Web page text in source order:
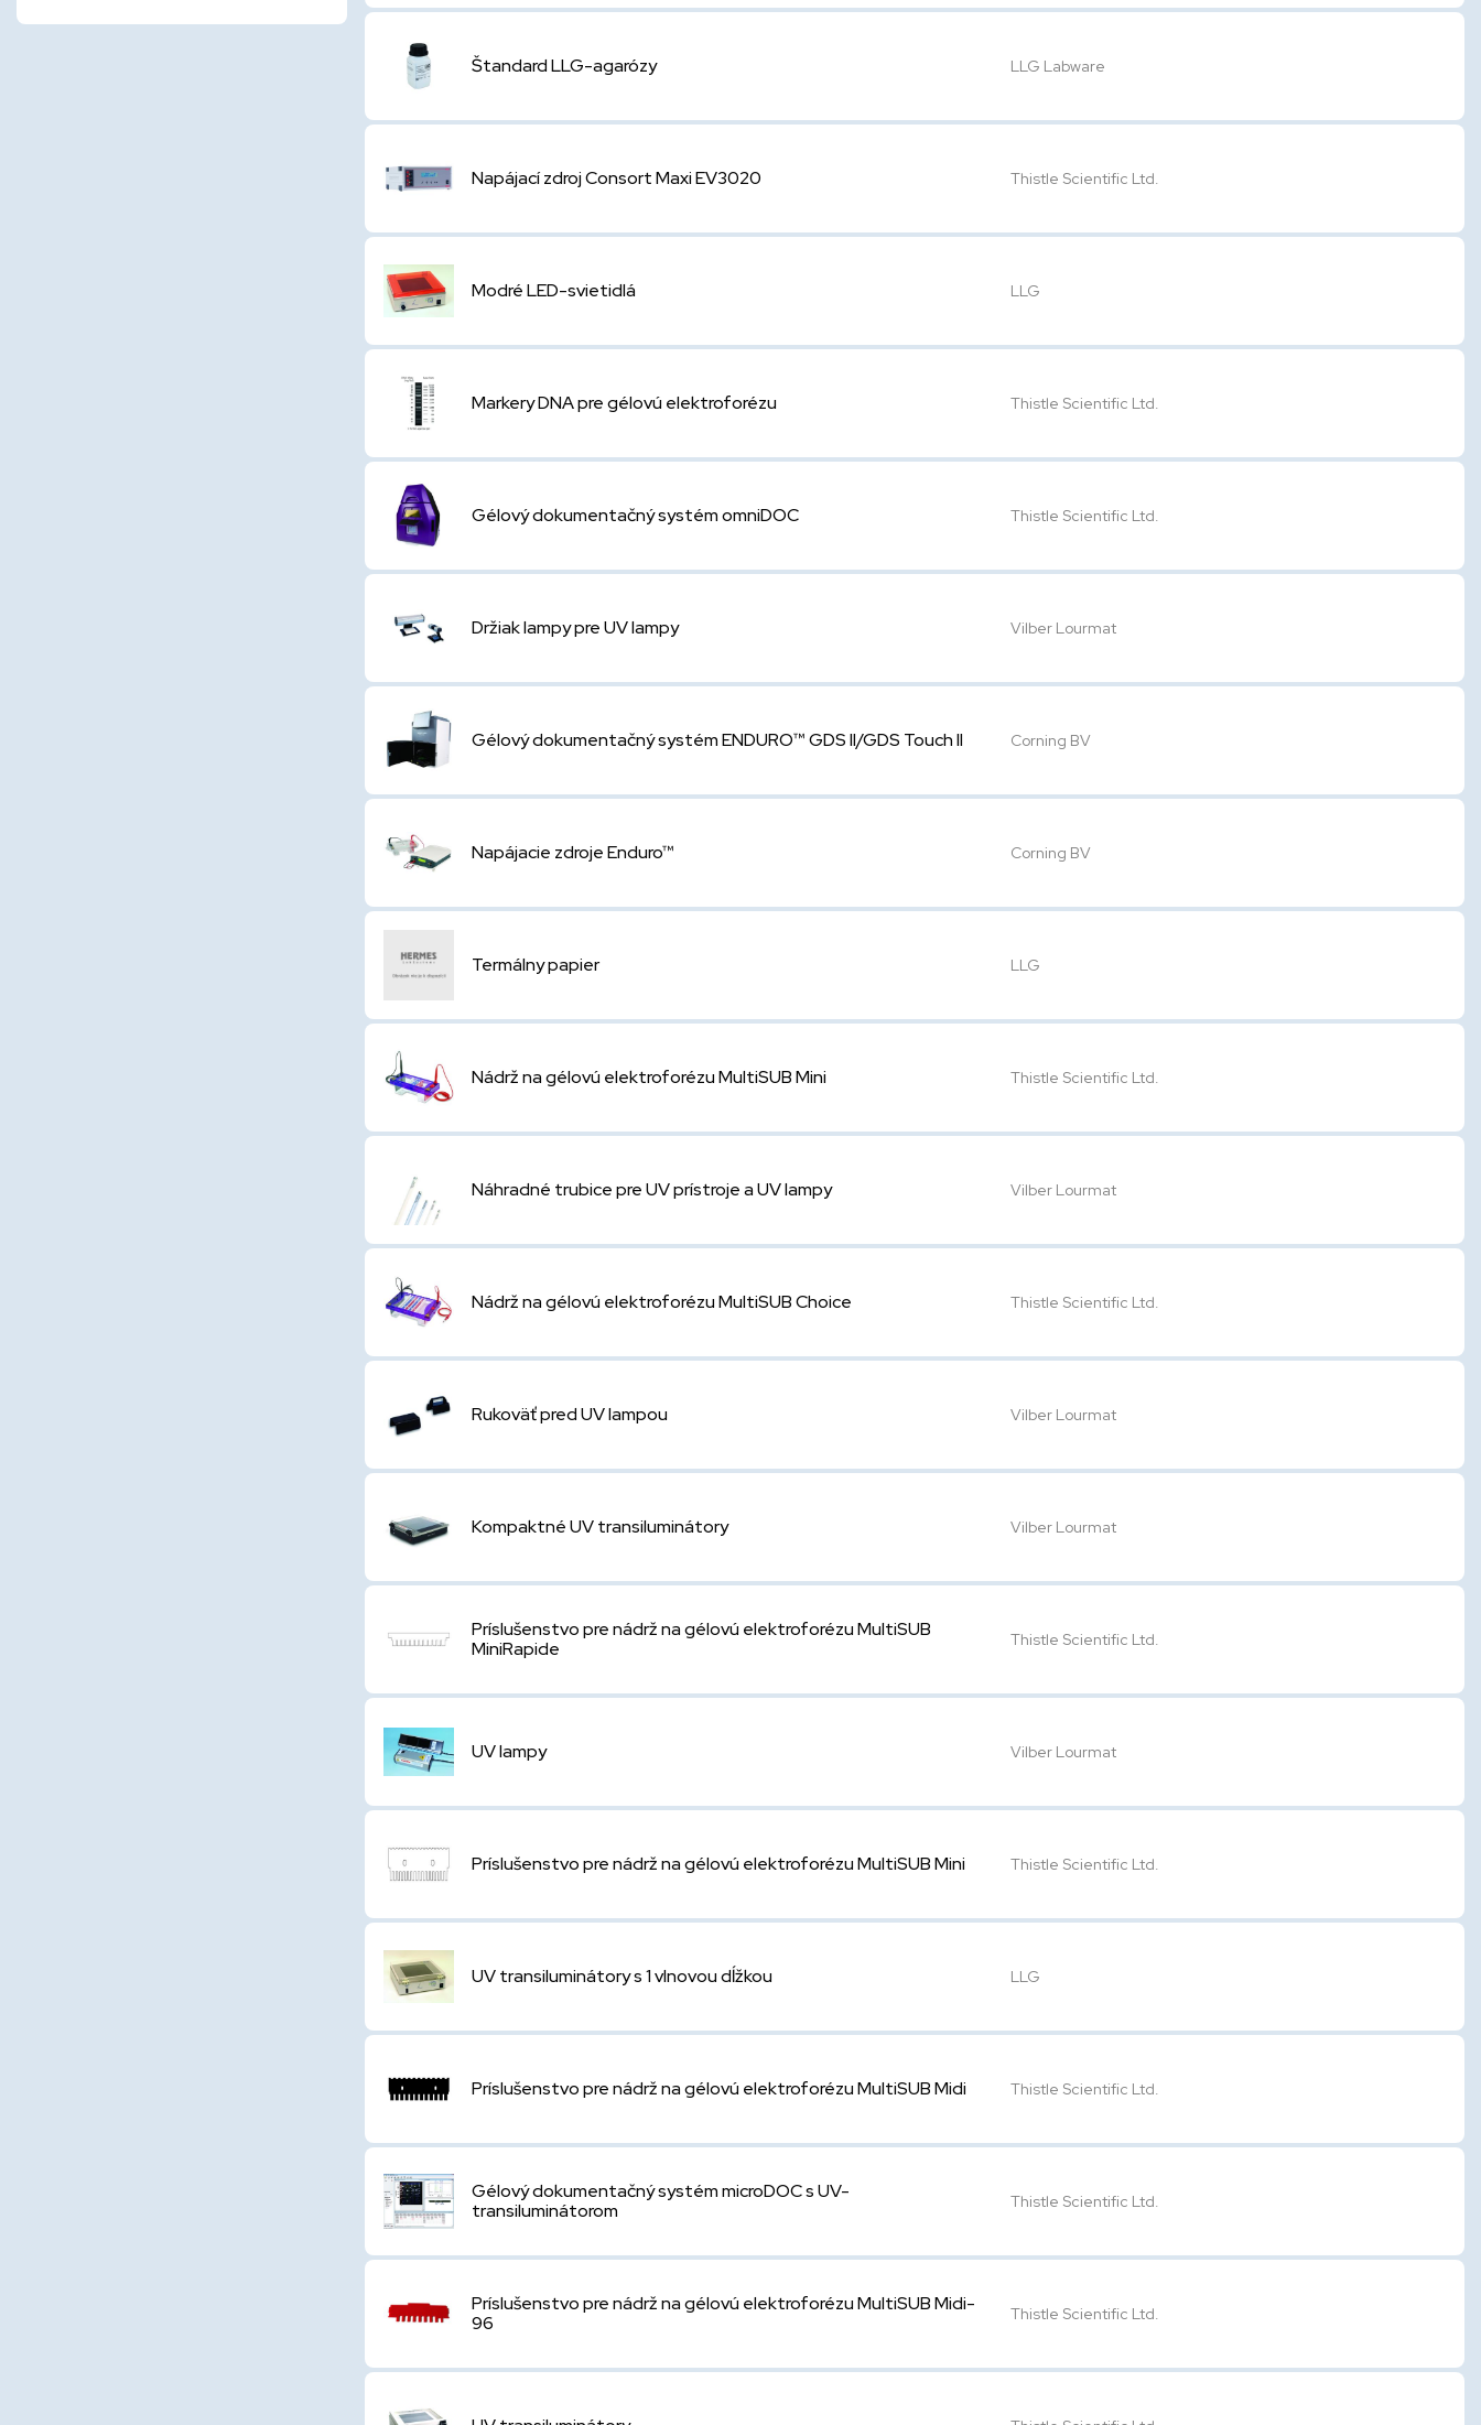
Štandard LLG-agarózy LLG Labware
Napájací zdroj Consort Maxi EV3020 Thistle Scientific Ltd.
Modré LED-svietidlá LLG
Markery DNA pre gélovú elektroforézu Thistle Scientific Ltd.
Gélový dokumentačný systém omniDOC Thistle Scientific Ltd.
Držiak lampy pre UV lampy Vilber Lourmat
Gélový dokumentačný systém ENDURO™ GDS II/GDS Touch II Corning BV
Napájacie zdroje Enduro™ Corning BV
Termálny papier LLG
Nádrž na gélovú elektroforézu MultiSUB Mini Thistle Scientific Ltd.
Náhradné trubice pre UV prístroje a UV lampy Vilber Lourmat
Nádrž na gélovú elektroforézu MultiSUB Choice Thistle Scientific Ltd.
Rukoväť pred UV lampou Vilber Lourmat
Kompaktné UV transiluminátory Vilber Lourmat
Príslušenstvo pre nádrž na gélovú elektroforézu MultiSUB
MiniRapide
Thistle Scientific Ltd.
UV lampy Vilber Lourmat
Príslušenstvo pre nádrž na gélovú elektroforézu MultiSUB Mini Thistle Scientific Ltd.
UV transiluminátory s 1 vlnovou dĺžkou LLG
Príslušenstvo pre nádrž na gélovú elektroforézu MultiSUB Midi Thistle Scientific Ltd.
Gélový dokumentačný systém microDOC s UV-
transiluminátorom
Thistle Scientific Ltd.
Príslušenstvo pre nádrž na gélovú elektroforézu MultiSUB Midi-
96
Thistle Scientific Ltd.